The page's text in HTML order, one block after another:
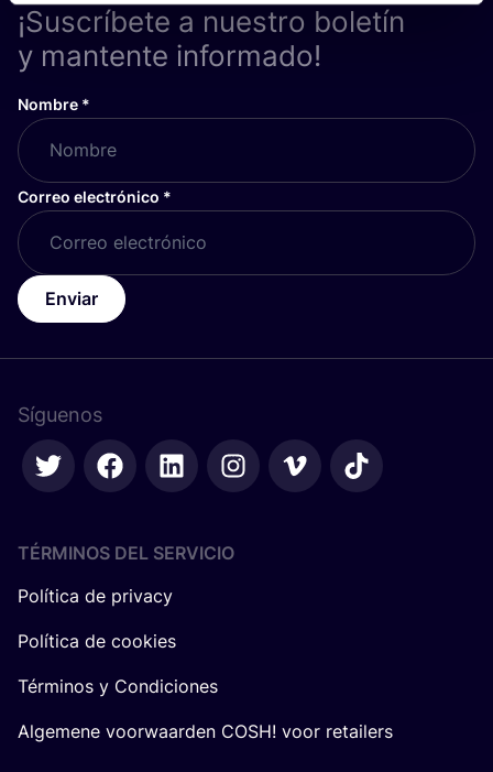
¡Suscríbete a nuestro boletín
y mantente informado!
Nombre *
Correo electrónico *
Enviar
Síguenos
TÉRMINOS DEL SERVICIO
Política de privacy
Política de cookies
Términos y Condiciones
Algemene voorwaarden COSH! voor retailers